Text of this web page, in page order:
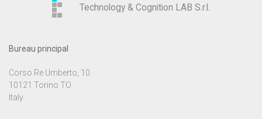
Technology & Cognition LAB S.r.l.
Bureau principal
Corso Re Umberto, 10
10121 Torino TO
Italy